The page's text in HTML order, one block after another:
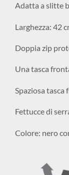
Adatta a slitte
Larghezza: 42
Doppia zip
Una tasca
Spaziosa tasca
Fettucce di
Colore: nero